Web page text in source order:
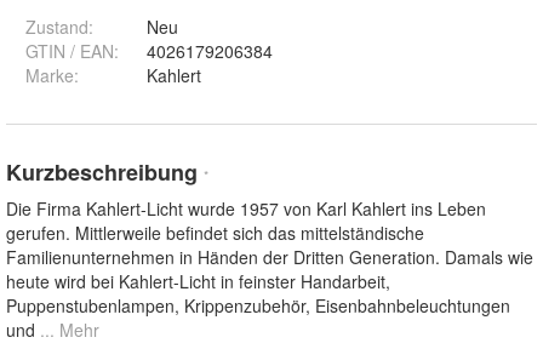
Zustand:
Neu
GTIN / EAN:
4026179206384
Marke:
Kahlert
Kurzbeschreibung *
Die Firma Kahlert-Licht wurde 1957 von Karl Kahlert ins Leben
gerufen. Mittlerweile befindet sich das mittelständische
Familienunternehmen in Händen der Dritten Generation. Damals wie
heute wird bei Kahlert-Licht in feinster Handarbeit,
Puppenstubenlampen, Krippenzubehör, Eisenbahnbeleuchtungen
und ... Mehr